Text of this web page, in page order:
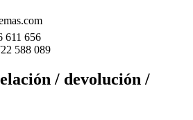
611 656
588 089
/ devolución /